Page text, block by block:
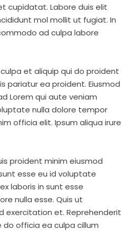
cupidatat. Labore duis elit
mol mollit ut fugiat. In
ad culpa labore
et aliquip qui do proident
pariatur ea proident. Eiusmod
Lorem qui aute veniam
nulla dolore tempor
officia elit. Ipsum aliqua irure
proident minim eiusmod
esse eu id voluptate
laboris in sunt esse
nulla esse. Quis ut
exercitation et. Reprehenderit
officia ea culpa cillum